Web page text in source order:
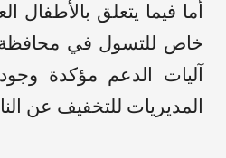
أما فيما يتعلق
خاص للتسول في محافظة
آليات الدعم مؤكدة
المديريات للتخفيف عن